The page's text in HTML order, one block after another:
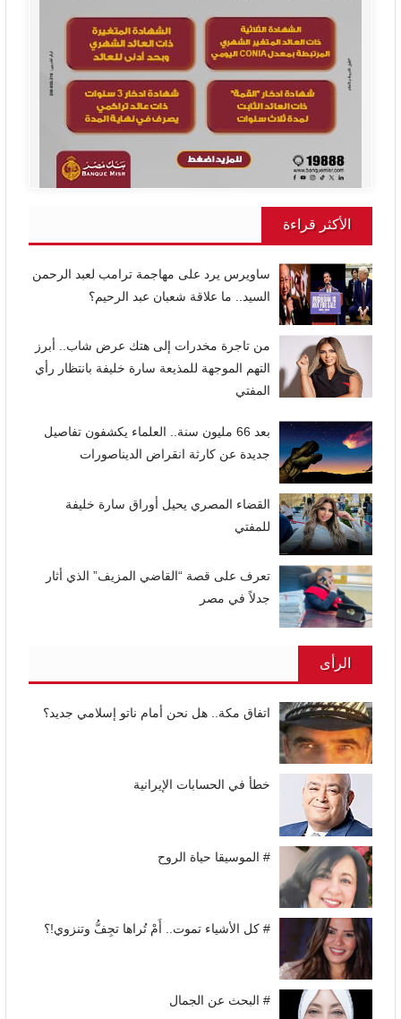
الأكثر قراءة
ساويرس يرد على مهاجمة ترامب لعبد الرحمن
السيد.. ما علاقة شعبان عبد الرحيم؟
من تاجرة مخدرات إلى هتك عرض شاب.. أبرز
التهم الموجهة للمذيعة سارة خليفة بانتظار رأي
المفتي
بعد 66 مليون سنة.. العلماء يكشفون تفاصيل
جديدة عن كارثة انقراض الديناصورات
القضاء المصري يحيل أوراق سارة خليفة
للمفتي
تعرف على قصة “القاضي المزيف” الذي أثار
جدلاً في مصر
الرأى
اتفاق مكة.. هل نحن أمام ناتو إسلامي جديد؟
خطأ في الحسابات الإيرانية
# الموسيقا حياة الروح
# كل الأشياء تموت.. أَمْ تُراها تجِفُّ وتنزوي!؟
# البحث عن الجمال